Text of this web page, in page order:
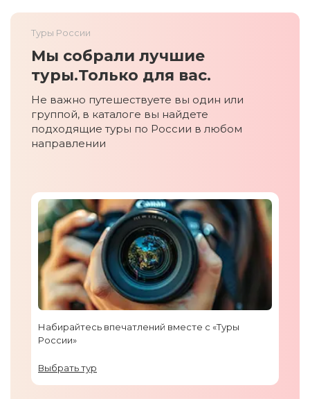
Туры России
Мы собрали лучшие
туры.Только для вас.
Не важно путешествуете вы один или
группой, в каталоге вы найдете
подходящие туры по России в любом
направлении
Набирайтесь впечатлений вместе с «Туры
России»
Выбрать тур